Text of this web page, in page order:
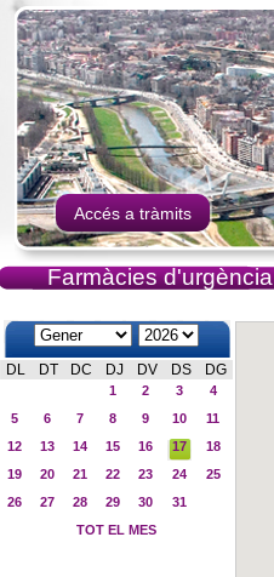
Accés a tràmits
Farmàcies d'urgència
DL DT DC DJ DV DS DG
1 2 3
4
5
6 7 8 9 10
11
12
13 14 15 16 17
18
19
20 21 22 23 24
25
26
27 28 29 30
31
TOT EL MES